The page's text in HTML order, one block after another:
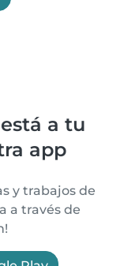
a tu
app
y trabajos de
a través de